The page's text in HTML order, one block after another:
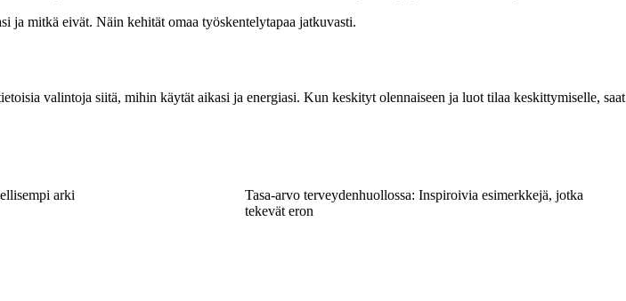
ja mitkä eivät. Näin kehität omaa työskentelytapaa jatkuvasti.
valintoja siitä, mihin käytät aikasi ja energiasi. Kun keskityt olennaiseen ja luot tilaa keskittymiselle, saat
arki
Tasa-arvo terveydenhuollossa: Inspiroivia esimerkkejä, jotka
tekevät eron